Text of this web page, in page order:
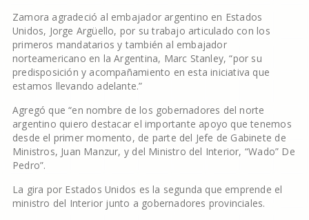
Zamora agradeció al embajador argentino en Estados
Unidos, Jorge Argüello, por su trabajo articulado con los
primeros mandatarios y también al embajador
norteamericano en la Argentina, Marc Stanley, “por su
predisposición y acompañamiento en esta iniciativa que
estamos llevando adelante.”
Agregó que “en nombre de los gobernadores del norte
argentino quiero destacar el importante apoyo que tenemos
desde el primer momento, de parte del Jefe de Gabinete de
Ministros, Juan Manzur, y del Ministro del Interior, “Wado” De
Pedro”.
La gira por Estados Unidos es la segunda que emprende el
ministro del Interior junto a gobernadores provinciales.